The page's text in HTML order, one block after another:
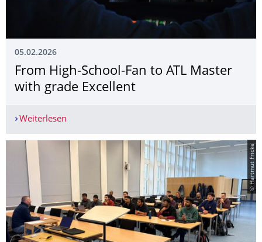
05.02.2026
From High-School-Fan to ATL Master
with grade Excellent
Weiterlesen
© Hartmut Fricke